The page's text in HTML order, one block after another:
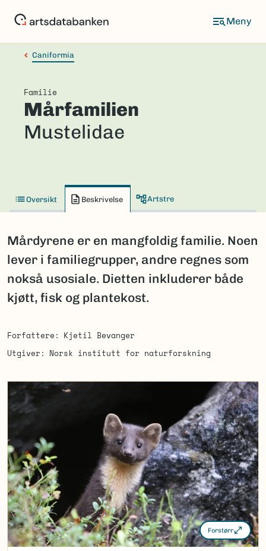
Caniformia
Familie
Mårfamilien
Mustelidae
Oversikt Beskrivelse Artstre
Mårdyrene er en mangfoldig familie. Noen
lever i familiegrupper, andre regnes som
nokså usosiale. Dietten inkluderer både
kjøtt, fisk og plantekost.
Forfattere
Kjetil Bevanger
Utgiver
Norsk institutt for naturforskning
Forstørr